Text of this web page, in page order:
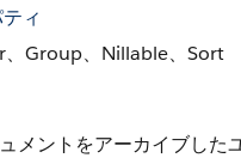
ィ
、Group、Nillable、Sort
メントをアーカイブした